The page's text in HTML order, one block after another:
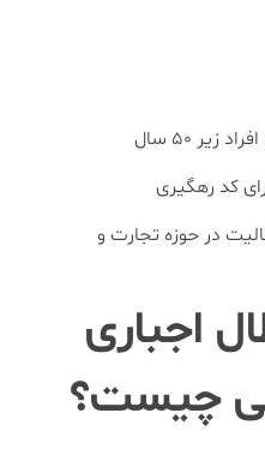
50 سال
در حوزه تجارت و
اجباری
چیست؟